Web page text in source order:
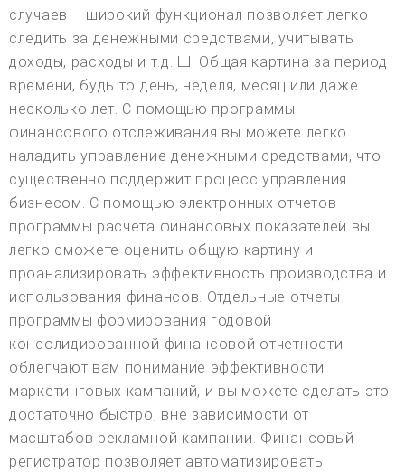
случаев – широкий функционал позволяет легко
следить за денежными средствами, учитывать
доходы, расходы и т.д. Ш. Общая картина за период
времени, будь то день, неделя, месяц или даже
несколько лет. С помощью программы
финансового отслеживания вы можете легко
наладить управление денежными средствами, что
существенно поддержит процесс управления
бизнесом. С помощью электронных отчетов
программы расчета финансовых показателей вы
легко сможете оценить общую картину и
проанализировать эффективность производства и
использования финансов. Отдельные отчеты
программы формирования годовой
консолидированной финансовой отчетности
облегчают вам понимание эффективности
маркетинговых кампаний, и вы можете сделать это
достаточно быстро, вне зависимости от
масштабов рекламной кампании. Финансовый
регистратор позволяет автоматизировать